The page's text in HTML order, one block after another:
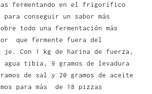
fermentando en el frigorífico
para conseguir un sabor más
todo una fermentación más
que fermente fuera del
je. Con 1 kg de harina de fuerza,
agua tibia, 9 gramos de levadura
de sal y 20 gramos de aceite
para más de 18 pizzas